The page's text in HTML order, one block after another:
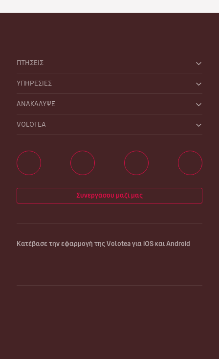
ΠΤΗΣΕΙΣ
ΥΠΗΡΕΣΙΕΣ
ΑΝΑΚΑΛΥΨΕ
VOLOTEA
Συνεργάσου μαζί μας
Κατέβασε την εφαρμογή της Volotea για iOS και Android